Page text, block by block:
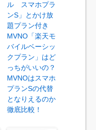
ル スマホプラ
ンS」とかけ放
題プラン付き
MVNO「楽天モ
バイルベーシッ
クプラン」はど
っちがいいの？
MVNOはスマホ
プランSの代替
となりえるのか
徹底比較！